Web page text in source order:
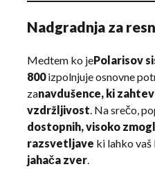
Nadgradnja za
Medtem ko jePolarisov
800izpolnjuje osnovne
zanavdušence, ki
vzdržljivost. Na srečo,
dostopnih, visoko
razsvetljave ki lahko vaš
jahača zver.